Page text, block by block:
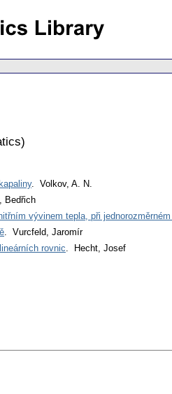
)
. Volkov, A. N.
Bedřich
vývinem tepla, při
. Vurcfeld, Jaromír
rovnic. Hecht, Josef